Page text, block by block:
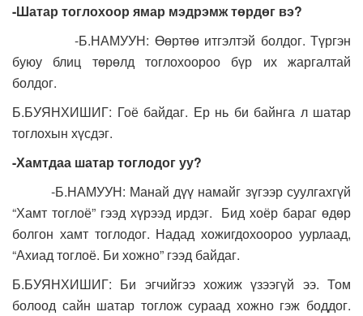
-Шатар тоглохоор ямар мэдрэмж төрдөг вэ?
-Б.НАМУУН: Өөртөө итгэлтэй болдог. Түргэн
буюу блиц төрөлд тоглохоороо бүр их жаргалтай
болдог.
Б.БУЯНХИШИГ: Гоё байдаг. Ер нь би байнга л шатар
тоглохын хүсдэг.
-Хамтдаа шатар тоглодог уу?
-Б.НАМУУН: Манай дүү намайг зүгээр суулгахгүй
“Хамт тоглоё” гээд хүрээд ирдэг. Бид хоёр бараг өдөр
болгон хамт тоглодог. Надад хожигдохоороо уурлаад,
“Ахиад тоглоё. Би хожно” гээд байдаг.
Б.БУЯНХИШИГ: Би эгчийгээ хожиж үзээгүй ээ. Том
болоод сайн шатар тоглож сураад хожно гэж боддог.